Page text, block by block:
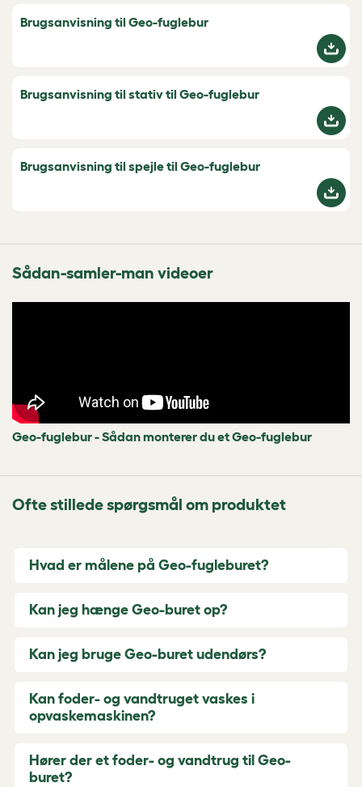
Brugsanvisning til Geo-fuglebur
Brugsanvisning til stativ til Geo-fuglebur
Brugsanvisning til spejle til Geo-fuglebur
Sådan-samler-man videoer
Geo-fuglebur - Sådan monterer du et Geo-fuglebur
Ofte stillede spørgsmål om produktet
Hvad er målene på Geo-fugleburet?
Kan jeg hænge Geo-buret op?
Kan jeg bruge Geo-buret udendørs?
Kan foder- og vandtruget vaskes i
opvaskemaskinen?
Hører der et foder- og vandtrug til Geo-
buret?